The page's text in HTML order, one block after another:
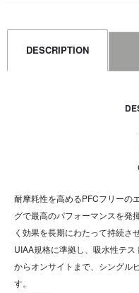
DESCRIPTION
耐摩耗性を高めるPFCフリーの
グで最高のパフォーマンスを発
く効果を長期にわたって持続さ
UIAA規格に準拠し、吸水性テ
からオンサイトまで、シングル
す。